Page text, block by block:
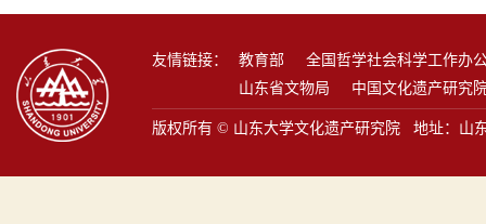
友情链接： 教育部
全国哲学社会科学工作办
山东省文物局
中国文化遗产研究
版权所有 © 山东大学文化遗产研究院 地址：山